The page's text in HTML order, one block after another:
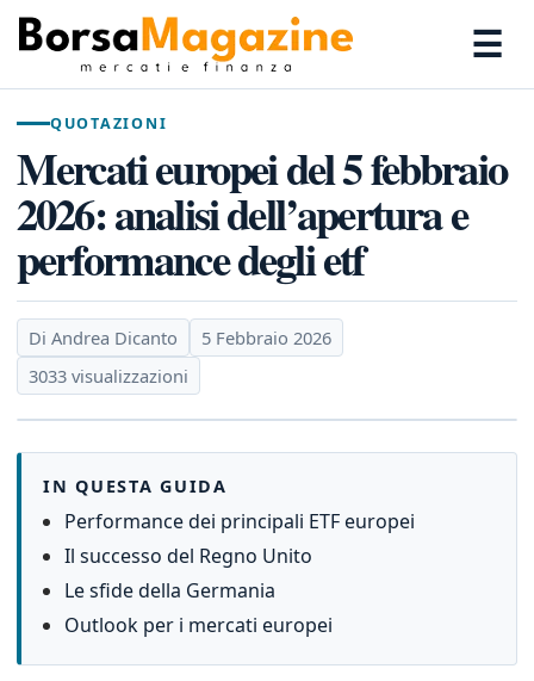
☰
QUOTAZIONI
Mercati europei del 5 febbraio
2026: analisi dell’apertura e
performance degli etf
Di Andrea Dicanto
5 Febbraio 2026
3033 visualizzazioni
IN QUESTA GUIDA
Performance dei principali ETF europei
Il successo del Regno Unito
Le sfide della Germania
Outlook per i mercati europei